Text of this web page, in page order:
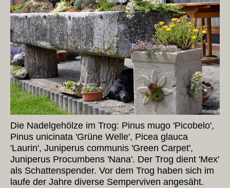
Die Nadelgehölze im Trog: Pinus mugo 'Picobelo',
Pinus unicinata 'Grüne Welle', Picea glauca
'Laurin', Juniperus communis 'Green Carpet',
Juniperus Procumbens 'Nana'. Der Trog dient 'Mex'
als Schattenspender. Vor dem Trog haben sich im
laufe der Jahre diverse Semperviven angesäht.